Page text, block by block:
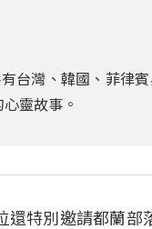
台灣、韓國、菲律
靈故事。
還特別邀請都蘭部